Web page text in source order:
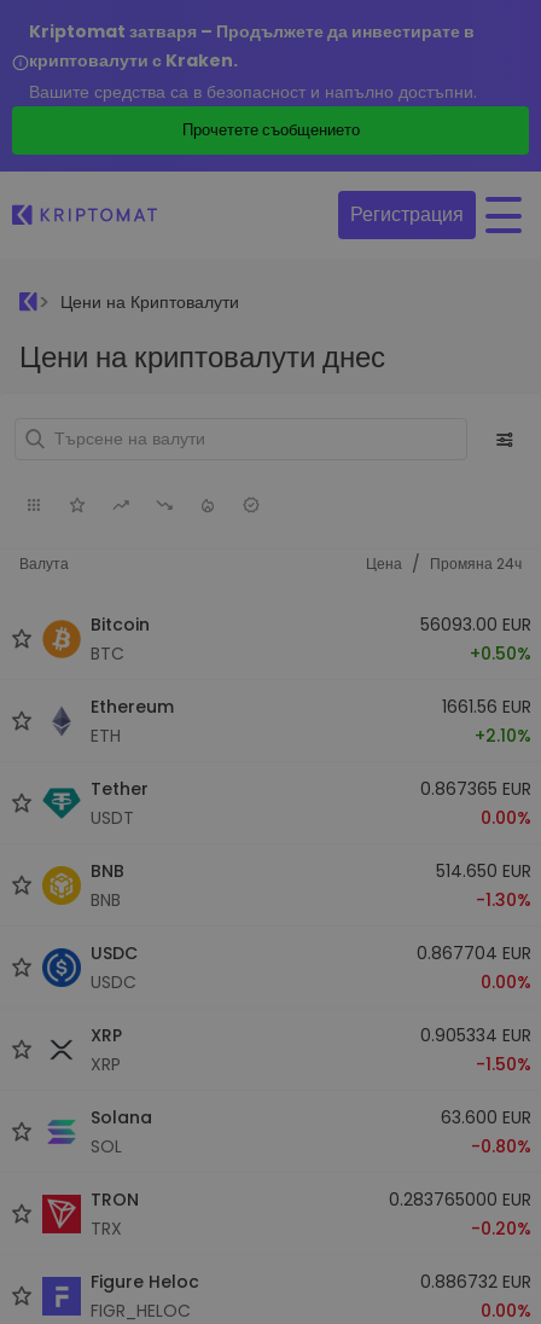
Kriptomat затваря – Продължете да инвестирате в
криптовалути с Kraken.
Вашите средства са в безопасност и напълно достъпни.
Прочетете съобщението
Регистрация
Цени на Криптовалути
Цени на криптовалути днес
Валута Цена / Промяна 24ч
Bitcoin
BTC
56093.00 EUR
+0.50%
Ethereum
ETH
1661.56 EUR
+2.10%
Tether
USDT
0.867365 EUR
0.00%
BNB
BNB
514.650 EUR
-1.30%
USDC
USDC
0.867704 EUR
0.00%
XRP
XRP
0.905334 EUR
-1.50%
Solana
SOL
63.600 EUR
-0.80%
TRON
TRX
0.283765000 EUR
-0.20%
Figure Heloc
FIGR_HELOC
0.886732 EUR
0.00%